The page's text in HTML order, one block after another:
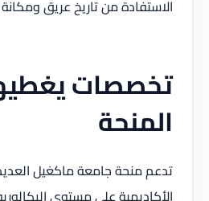
الاستفادة من تاريخ عريق ومكانة
تخصصات
المنحة
تدعم منحة جامعة ماكغيل